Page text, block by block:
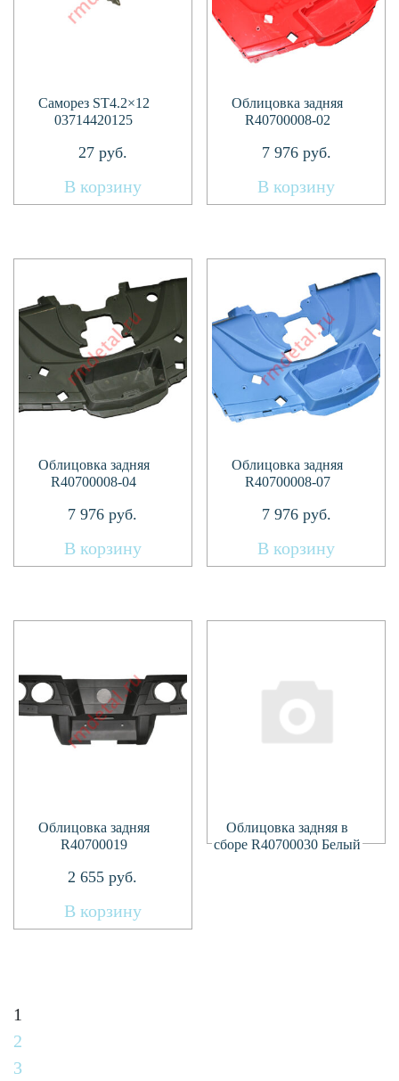
Саморез ST4.2×12
03714420125
27руб.
В корзину
Облицовка задняя
R40700008-02
7 976руб.
В корзину
Облицовка задняя
R40700008-04
7 976 руб.
В корзину
Облицовка задняя
R40700008-07
7 976руб.
В корзину
Облицовка задняя
R40700019
2 655 руб.
В корзину
Облицовка задняя в
сборе R40700030 Белый
Подробнее
1
2
3